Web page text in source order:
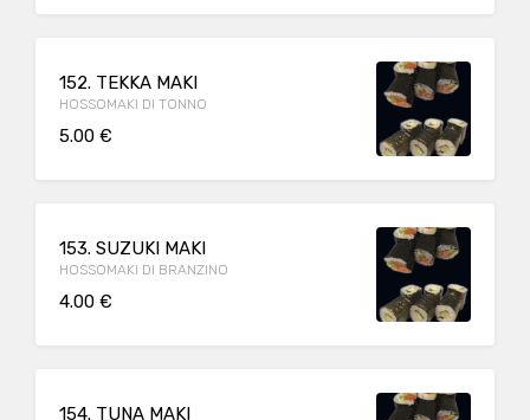
152. TEKKA MAKI
HOSSOMAKI DI TONNO
5.00 €
153. SUZUKI MAKI
HOSSOMAKI DI BRANZINO
4.00 €
154. TUNA MAKI